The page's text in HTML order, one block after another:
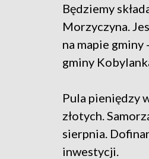
Będziemy
Morzyczyna.
na mapie
gminy
Pula pieniędzy
złotych.
sierpnia.
inwestycji.